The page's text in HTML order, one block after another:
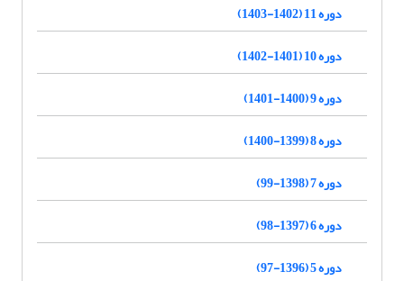
دوره 11 (1402-1403)
دوره 10 (1401-1402)
دوره 9 (1400-1401)
دوره 8 (1399-1400)
دوره 7 (1398-99)
دوره 6 (1397-98)
دوره 5 (1396-97)